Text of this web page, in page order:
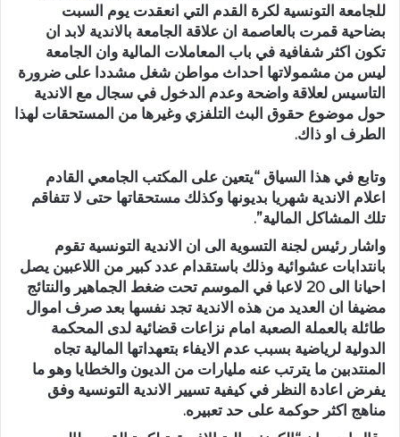
للجامعة التونسية لكرة القدم التي انعقدت يوم السبت
بضاحية قمرت بالعاصمة ان علاقة الجامعة بالاندية لابد ان
تكون اكثر شفافية في باب المعاملات المالية وان الجامعة
ليس من مشمولاتها احداث مواطن شغل مشددا على ضرورة
التاسيس لعلاقة واضحة وعدم الدخول في سجال مع الاندية
حول موضوع حقوق البث التلفزي وغيرها من المستحقات لهذا
الطرف او ذاك.
وتابع في هذا السياق “يتعين على المكتب الجامعي القادم
اعلام الاندية شهريا بديونها وكذلك مستحقاتها حتى لا تتفاقم
تلك المشاكل المالية”.
واشار رئيس لجنة التسوية الى ان الاندية التونسية تقوم
بانتدابات عشوائية وذلك باستقدام عدد كبير من اللاعبين يصل
احيانا الى 20 لاعبا في الموسم تحت ضغط الجماهير والنتائج
مضيفا ان العديد من هذه الاندية تجد نفسها بعد صرف اموال
طائلة بالعملة الصعبة امام نزاعات قضائية لدى المحكمة
الدولية لرياضية بسبب عدم الايفاء بتعهداتها المالية تجاه
المنتدبين ما يترتب عنه مليارات من الديون والخطايا وهو ما
يفرض اعادة النظر في كيفية تسيير الاندية التونسية وفق
مناهج اكثر حوكمة على حد تعبيره.